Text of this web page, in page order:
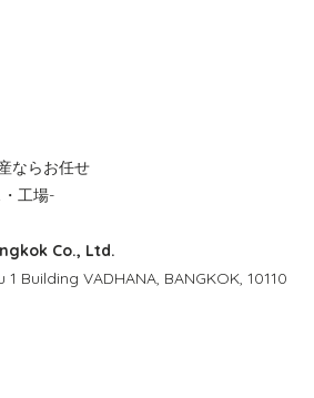
ならお任せ
工場-
Co., Ltd.
Building VADHANA, BANGKOK, 10110